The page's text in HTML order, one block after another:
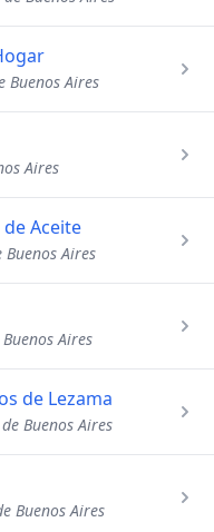
Buenos Aires
Aires
Aceite
Aires
Aires
de Lezama
Buenos Aires
Buenos Aires